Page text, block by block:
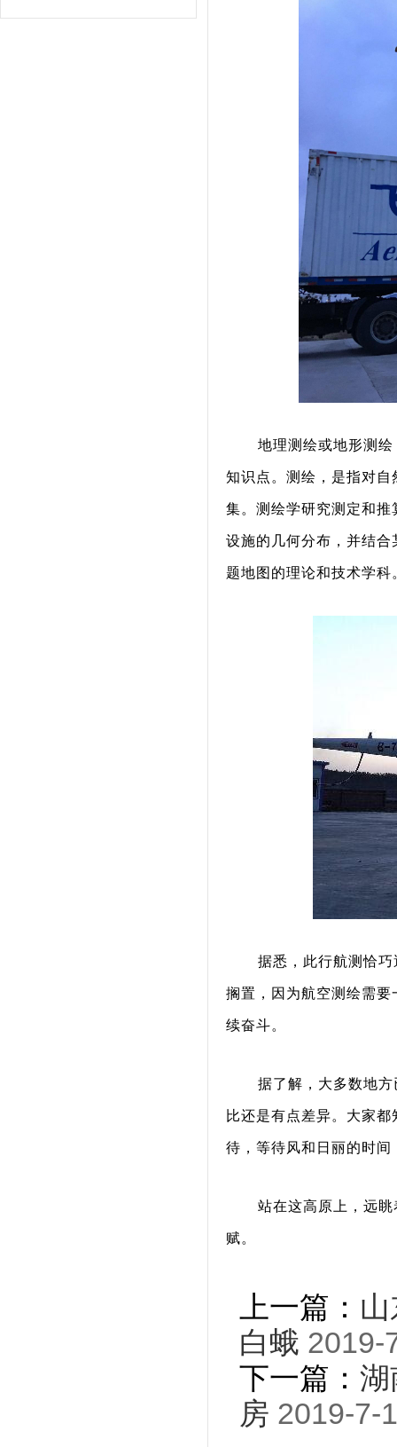
地理测绘或地形测
知识点。测绘，是指对
集。测绘学研究测定和
设施的几何分布，并结
题地图的理论和技术学科
据悉，此行航测恰
搁置，因为航空测绘需
续奋斗。
据了解，大多数地
比还是有点差异。大家
待，等待风和日丽的时
站在这高原上，远
赋。
上一篇：
白蛾 2019-
下一篇： 湖
房 2019-7-